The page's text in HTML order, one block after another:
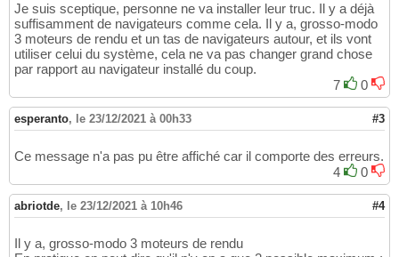
Je suis sceptique, personne ne va installer leur truc. Il y a déjà
suffisamment de navigateurs comme cela. Il y a, grosso-modo
3 moteurs de rendu et un tas de navigateurs autour, et ils vont
utiliser celui du système, cela ne va pas changer grand chose
par rapport au navigateur installé du coup.
7
0
esperanto, le 23/12/2021 à 00h33 #3
Ce message n'a pas pu être affiché car il comporte des erreurs.
4
0
abriotde, le 23/12/2021 à 10h46 #4
Il y a, grosso-modo 3 moteurs de rendu